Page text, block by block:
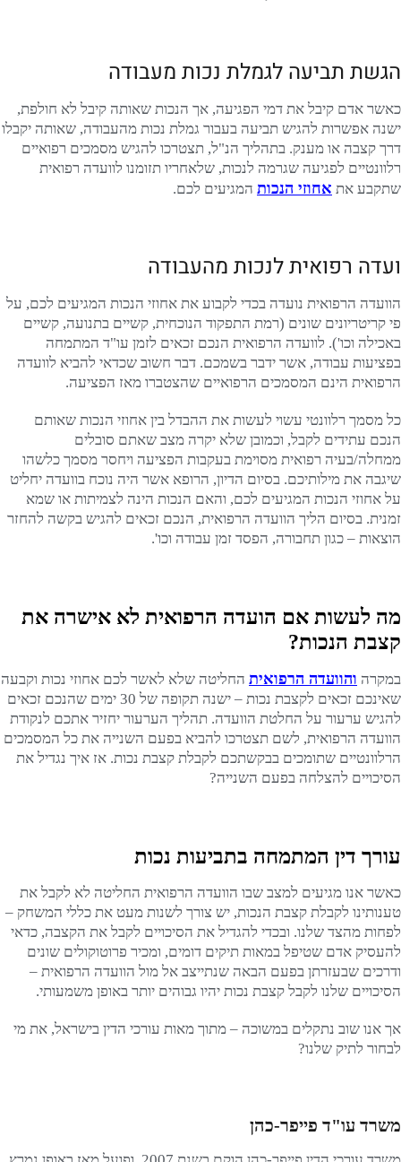
הגשת תביעה לגמלת נכות מעבודה
כאשר אדם קיבל את דמי הפגיעה, אך הנכות שאותה קיבל לא חולפת,
ישנה אפשרות להגיש תביעה בעבור גמלת נכות מהעבודה, שאותה יקבלו
דרך קצבה או מענק. בתהליך הנ"ל, תצטרכו להגיש מסמכים רפואיים
רלוונטיים לפגיעה שגרמה לנכות, שלאחריו תזומנו לוועדה רפואית
שתקבע את אחוזי הנכות המגיעים לכם.
ועדה רפואית לנכות מהעבודה
הוועדה הרפואית נועדה בכדי לקבוע את אחוזי הנכות המגיעים לכם, על
פי קריטריונים שונים (רמת התפקוד הנוכחית, קשיים בתנועה, קשיים
באכילה וכו'). לוועדה הרפואית הנכם זכאים לזמן עו"ד המתמחה
בפציעות עבודה, אשר ידבר בשמכם. דבר חשוב שכדאי להביא לוועדה
הרפואית הינם המסמכים הרפואיים שהצטברו מאז הפציעה.
כל מסמך רלוונטי עשוי לעשות את ההבדל בין אחוזי הנכות שאותם
הנכם עתידים לקבל, וכמובן שלא יקרה מצב שאתם סובלים
ממחלה/בעיה רפואית מסוימת בעקבות הפציעה ויחסר מסמך כלשהו
שיגבה את מילותיכם. בסיום הדיון, הרופא אשר היה נוכח בוועדה יחליט
על אחוזי הנכות המגיעים לכם, והאם הנכות הינה לצמיתות או שמא
זמנית. בסיום הליך הוועדה הרפואית, הנכם זכאים להגיש בקשה להחזר
הוצאות – כגון תחבורה, הפסד זמן עבודה וכו'.
מה לעשות אם הועדה הרפואית לא אישרה את
קצבת הנכות?
במקרה והוועדה הרפואית החליטה שלא לאשר לכם אחוזי נכות וקבעה
שאינכם זכאים לקצבת נכות – ישנה תקופה של 30 ימים שהנכם זכאים
להגיש ערעור על החלטת הוועדה. תהליך הערעור יחזיר אתכם לנקודת
הוועדה הרפואית, לשם תצטרכו להביא בפעם השנייה את כל המסמכים
הרלוונטיים שתומכים בבקשתכם לקבלת קצבת נכות. אז איך נגדיל את
הסיכויים להצלחה בפעם השנייה?
עורך דין המתמחה בתביעות נכות
כאשר אנו מגיעים למצב שבו הוועדה הרפואית החליטה לא לקבל את
טענותינו לקבלת קצבת הנכות, יש צורך לשנות מעט את כללי המשחק –
לפחות מהצד שלנו. ובכדי להגדיל את הסיכויים לקבל את הקצבה, כדאי
להעסיק אדם שטיפל במאות תיקים דומים, ומכיר פרוטוקולים שונים
ודרכים שבעזרתן בפעם הבאה שנתייצב אל מול הוועדה הרפואית –
הסיכויים שלנו לקבל קצבת נכות יהיו גבוהים יותר באופן משמעותי.
אך אנו שוב נתקלים במשוכה – מתוך מאות עורכי הדין בישראל, את מי
לבחור לתיק שלנו?
משרד עו"ד פייפר-כהן